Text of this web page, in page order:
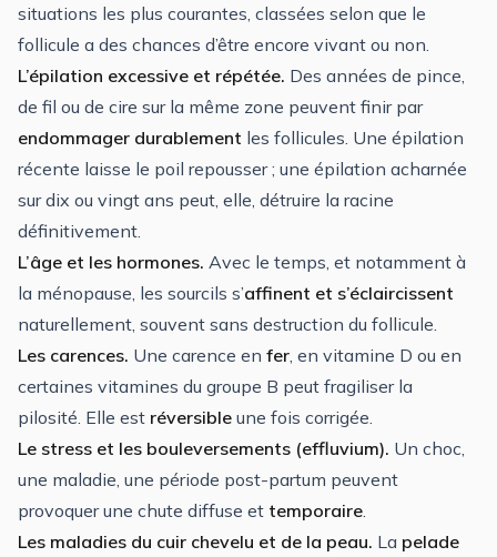
situations les plus courantes, classées selon que le
follicule a des chances d’être encore vivant ou non.
L’épilation excessive et répétée. Des années de pince,
de fil ou de cire sur la même zone peuvent finir par
endommager durablement les follicules. Une épilation
récente laisse le poil repousser ; une épilation acharnée
sur dix ou vingt ans peut, elle, détruire la racine
définitivement.
L’âge et les hormones. Avec le temps, et notamment à
la ménopause, les sourcils s’affinent et s’éclaircissent
naturellement, souvent sans destruction du follicule.
Les carences. Une carence en fer , en vitamine D ou en
certaines vitamines du groupe B peut fragiliser la
pilosité. Elle est réversible une fois corrigée.
Le stress et les bouleversements (effluvium). Un choc,
une maladie, une période post-partum peuvent
provoquer une chute diffuse et temporaire
Les maladies du cuir chevelu et de la peau. La pelade